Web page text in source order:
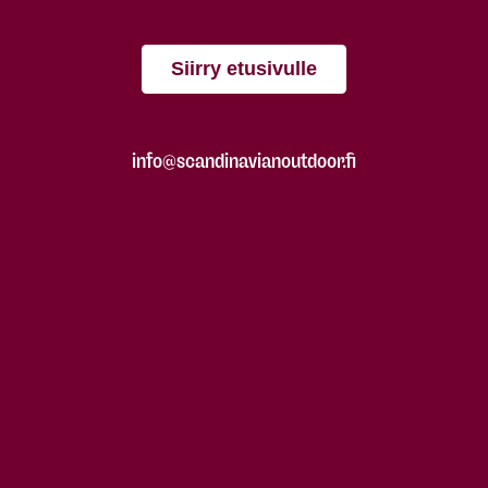
Siirry etusivulle
info@scandinavianoutdoor.fi